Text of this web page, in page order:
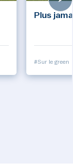
Plus
#Sur le green